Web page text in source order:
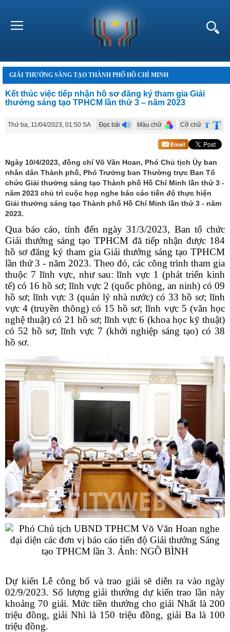
GIẢI THƯỞNG SÁNG TẠO THÀNH PHỐ HỒ CHÍ MINH
Kết thúc việc tiếp nhận hồ sơ đăng ký tham gia Giải
thưởng sáng tạo TPHCM lần thứ 3 – năm 2023
Thứ ba, 11/04/2023, 01:50 SA Cỡ chữ
Màu chữ
Ngày 10/4/2023, đồng chí Võ Văn Hoan, Phó Chủ tịch Ủy ban
nhân dân Thành phố, Phó Trưởng ban Thường trực Ban Tổ
chức Giải thưởng sáng tạo Thành phố Hồ Chí Minh lần thứ 3 -
năm 2023 chủ trì cuộc họp nghe báo cáo tiến độ thực hiện
Giải thưởng sáng tạo Thành phố Hồ Chí Minh lần thứ 3 - năm
2023.
Qua báo cáo, tính đến ngày 31/3/2023, Ban tổ chức
Giải thưởng sáng tạo TPHCM đã tiếp nhận được 184
hồ sơ đăng ký tham gia Giải thưởng sáng tạo TPHCM
lần thứ 3 - năm 2023. Theo đó, các công trình tham gia
thuộc 7 lĩnh vực, như sau: lĩnh vực 1 (phát triển kinh
tế) có 16 hồ sơ; lĩnh vực 2 (quốc phòng, an ninh) có 09
hồ sơ; lĩnh vực 3 (quản lý nhà nước) có 33 hồ sơ; lĩnh
vực 4 (truyền thông) có 15 hồ sơ; lĩnh vực 5 (văn học
nghệ thuật) có 21 hồ sơ; lĩnh vực 6 (khoa học kỹ thuật)
có 52 hồ sơ; lĩnh vực 7 (khởi nghiệp sáng tạo) có 38
hồ sơ.
Dự kiến Lễ công bố và trao giải sẽ diễn ra vào ngày
02/9/2023. Số lượng giải thưởng dự kiến trao lần này
khoảng 70 giải. Mức tiền thưởng cho giải Nhất là 200
triệu đồng, giải Nhì là 150 triệu đồng, giải Ba là 100
triệu đồng.